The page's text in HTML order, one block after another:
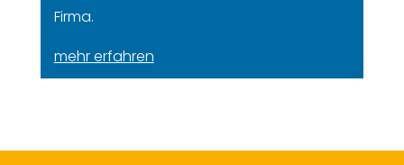
Firma.
mehr erfahren